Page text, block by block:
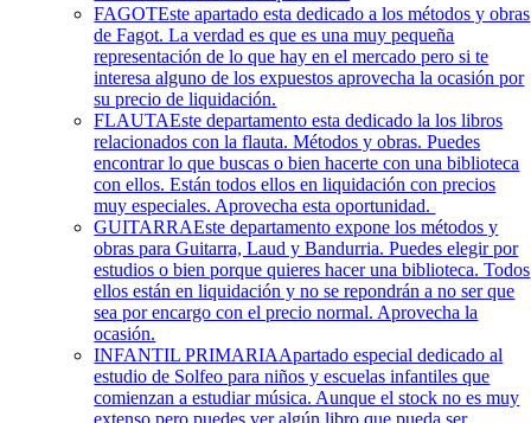
FAGOTEste apartado esta dedicado a los métodos y obras
de Fagot. La verdad es que es una muy pequeña
representación de lo que hay en el mercado pero si te
interesa alguno de los expuestos aprovecha la ocasión por
su precio de liquidación.
FLAUTAEste departamento esta dedicado la los libros
relacionados con la flauta. Métodos y obras. Puedes
encontrar lo que buscas o bien hacerte con una biblioteca
con ellos. Están todos ellos en liquidación con precios
muy especiales. Aprovecha esta oportunidad.
GUITARRAEste departamento expone los métodos y
obras para Guitarra, Laud y Bandurria. Puedes elegir por
estudios o bien porque quieres hacer una biblioteca. Todos
ellos están en liquidación y no se repondrán a no ser que
sea por encargo con el precio normal. Aprovecha la
ocasión.
INFANTIL PRIMARIAApartado especial dedicado al
estudio de Solfeo para niños y escuelas infantiles que
comienzan a estudiar música. Aunque el stock no es muy
extenso pero puedes ver algún libro que pueda ser